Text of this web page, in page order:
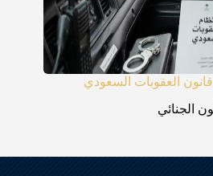
العقوبات السعودي
الجنائي